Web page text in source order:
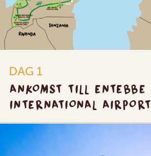
DAG 1
ANKOMST TILL ENTEBBE
INTERNATIONAL AIRPORT